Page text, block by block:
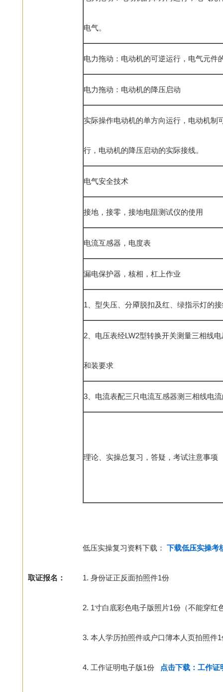
电气。
电力拖动：电动机的可逆运行，电气元件
电力拖动：电动机的降压启动
实际操作电动机的单方向运行，电动机制
行，电动机的降压启动的实际接线。
电气安全技术
接地，接零，接地电阻测试仪的使用
电流互感器，电度表
漏电保护器，核相，杠上作业
1、型失压、分厣脱扣及红、绿指示灯的
2、电压表经LW2型转换开关测量三相线
和装要求
3、电流表配三只电流互感器测三相线电
理论、实操总复习，答疑，考试注意事项
低压实操复习资料下载： 下载低压实操考
取证报名： 1. 身份证正反面拍照件1份
2. 1寸白底彩色电子版照片1份（不能穿红
3. 本人学历拍照件或户口簿本人页拍照件1
4. 工作证明电子版1份 点击下载：工作证